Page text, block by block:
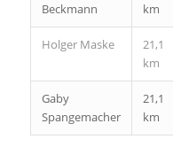
Beckmann
km
Holger Maske
21,1
km
Gaby
Spangemacher
21,1
km